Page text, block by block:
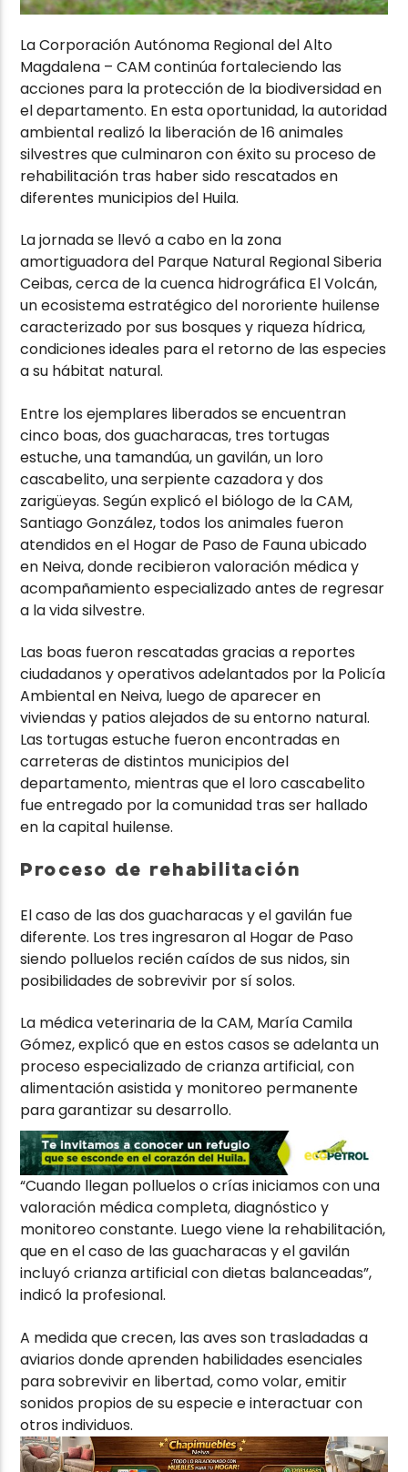
LaCorporación Autónoma Regional del Alto
Magdalena – CAMcontinúa fortaleciendo las
acciones para la protección de la biodiversidad en
el departamento. En esta oportunidad, la autoridad
ambiental realizó la liberación de 16 animales
silvestres que culminaron con éxito su proceso de
rehabilitación tras haber sido rescatados en
diferentes municipios del Huila.
La jornada se llevó a cabo en la zona
amortiguadora del Parque Natural Regional Siberia
Ceibas, cerca de la cuenca hidrográfica El Volcán,
un ecosistema estratégico del nororiente huilense
caracterizado por sus bosques y riqueza hídrica,
condiciones ideales para el retorno de las especies
a su hábitat natural.
Entre los ejemplares liberados se encuentran
cinco boas, dos guacharacas, tres tortugas
estuche, una tamandúa, un gavilán, un loro
cascabelito, una serpiente cazadora y dos
zarigüeyas. Según explicó el biólogo de la CAM,
Santiago González, todos los animales fueron
atendidos en el Hogar de Paso de Fauna ubicado
en Neiva, donde recibieron valoración médica y
acompañamiento especializado antes de regresar
a la vida silvestre.
Las boas fueron rescatadas gracias a reportes
ciudadanos y operativos adelantados por la Policía
Ambiental en Neiva, luego de aparecer en
viviendas y patios alejados de su entorno natural.
Las tortugas estuche fueron encontradas en
carreteras de distintos municipios del
departamento, mientras que el loro cascabelito
fue entregado por la comunidad tras ser hallado
en la capital huilense.
Proceso de rehabilitación
El caso de las dos guacharacas y el gavilán fue
diferente. Los tres ingresaron al Hogar de Paso
siendo polluelos recién caídos de sus nidos, sin
posibilidades de sobrevivir por sí solos.
La médica veterinaria de la CAM, María Camila
Gómez, explicó que en estos casos se adelanta un
proceso especializado de crianza artificial, con
alimentación asistida y monitoreo permanente
para garantizar su desarrollo.
“Cuando llegan polluelos o crías iniciamos con una
valoración médica completa, diagnóstico y
monitoreo constante. Luego viene la rehabilitación,
que en el caso de las guacharacas y el gavilán
incluyó crianza artificial con dietas balanceadas”,
indicó la profesional.
A medida que crecen, las aves son trasladadas a
aviarios donde aprenden habilidades esenciales
para sobrevivir en libertad, como volar, emitir
sonidos propios de su especie e interactuar con
otros individuos.